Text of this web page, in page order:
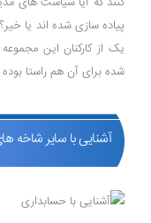
پیاده سازی شده اند یا
یک از کارکنان این
شده برای آن هم راستا
آشنایی با سایر شاخه